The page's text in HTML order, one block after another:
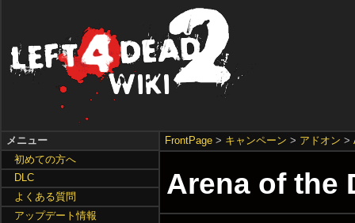
FrontPage > キャンペーン > アドオン >
Arena of the
メニュー
初めての方へ
DLC
よくある質問
アップデート情報